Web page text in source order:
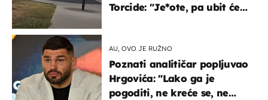
Torcide: "Je*ote, pa ubit će
AU, OVO JE RUŽNO
Poznati analitičar popljuvao
Hrgovića: "Lako ga je
pogoditi, ne kreće se, ne